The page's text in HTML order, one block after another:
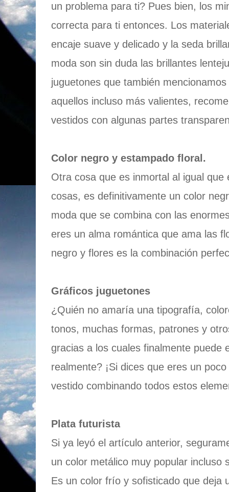
un problema para ti? Pues bien, los
correcta para ti entonces. Los
encaje suave y delicado y la seda
moda son sin duda las brillantes
juguetones que también
aquellos incluso más valientes,
vestidos con algunas partes
Color negro y estampado floral.
Otra cosa que es inmortal al igual que
cosas, es definitivamente un color
moda que se combina con las
eres un alma romántica que ama las
negro y flores es la combinación
Gráficos juguetones
¿Quién no amaría una tipografía,
tonos, muchas formas, patrones y
gracias a los cuales finalmente puede
realmente? ¡Si dices que eres un
vestido combinando todos estos
Plata futurista
Si ya leyó el artículo anterior,
un color metálico muy popular incluso
Es un color frío y sofisticado que deja